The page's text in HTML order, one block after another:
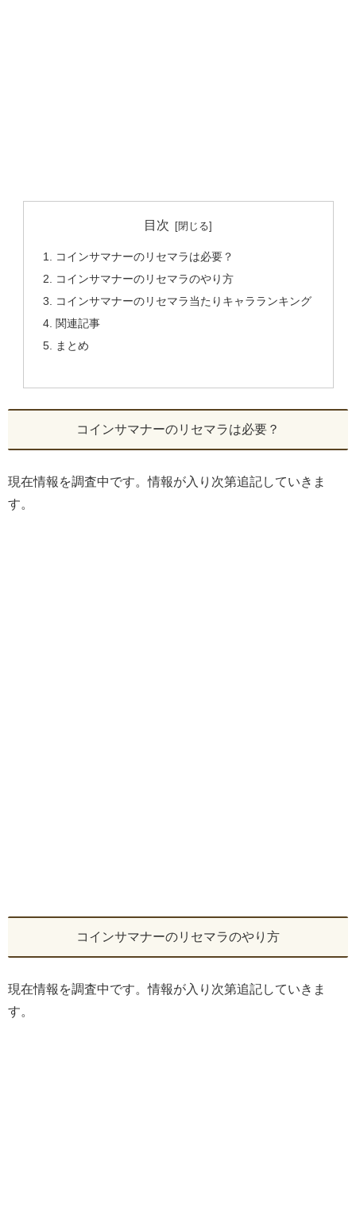
目次
コインサマナーのリセマラは必要？
コインサマナーのリセマラのやり方
コインサマナーのリセマラ当たりキャラランキング
関連記事
まとめ
コインサマナーのリセマラは必要？
現在情報を調査中です。情報が入り次第追記していきま
す。
コインサマナーのリセマラのやり方
現在情報を調査中です。情報が入り次第追記していきま
す。